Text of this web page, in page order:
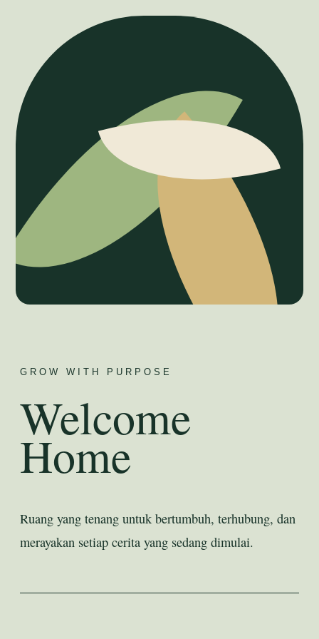
GROW WITH PURPOSE
Welcome
Home
Ruang yang tenang untuk bertumbuh, terhubung, dan
merayakan setiap cerita yang sedang dimulai.